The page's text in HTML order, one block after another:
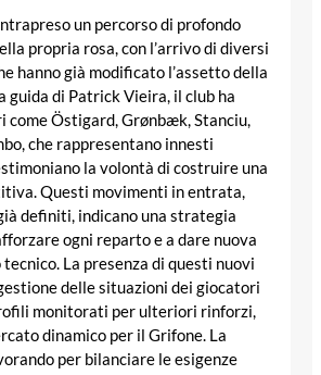
un percorso di profondo
propria rosa, con l’arrivo di diversi
hanno già modificato l’assetto della
guida di Patrick Vieira, il club ha
come Östigard, Grønbæk, Stanciu,
che rappresentano innesti
la volontà di costruire una
Questi movimenti in entrata,
definiti, indicano una strategia
ogni reparto e a dare nuova
La presenza di questi nuovi
delle situazioni dei giocatori
monitorati per ulteriori rinforzi,
dinamico per il Grifone. La
per bilanciare le esigenze